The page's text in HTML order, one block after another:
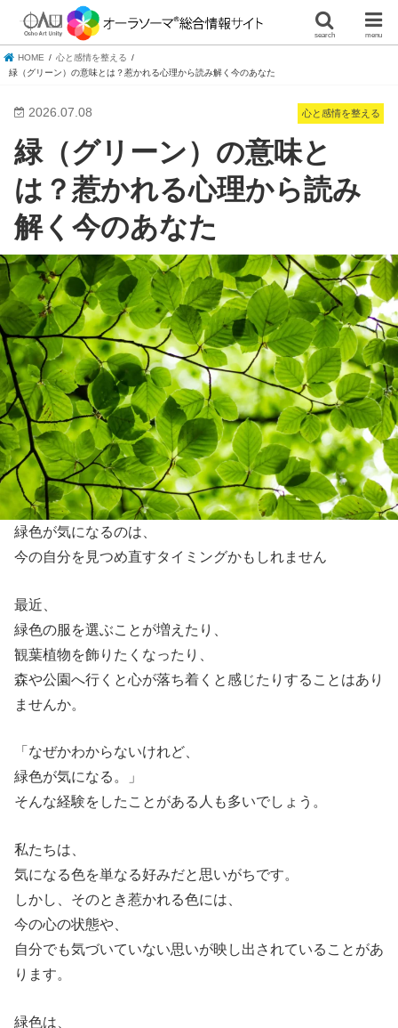
search menu
HOME
心と感情を整える
緑（グリーン）の意味とは？惹かれる心理から読み解く今のあなた
心と感情を整える
2026.07.08
緑（グリーン）の意味と
は？惹かれる心理から読み
解く今のあなた
緑色が気になるのは、
今の自分を見つめ直すタイミングかもしれません
最近、
緑色の服を選ぶことが増えたり、
観葉植物を飾りたくなったり、
森や公園へ行くと心が落ち着くと感じたりすることはあり
ませんか。
「なぜかわからないけれど、
緑色が気になる。」
そんな経験をしたことがある人も多いでしょう。
私たちは、
気になる色を単なる好みだと思いがちです。
しかし、そのとき惹かれる色には、
今の心の状態や、
自分でも気づいていない思いが映し出されていることがあ
ります。
緑色は、